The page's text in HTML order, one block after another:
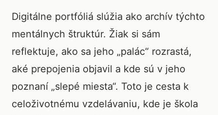
Digitálne portfóliá slúžia ako archív týchto
mentálnych štruktúr. Žiak si sám
reflektuje, ako sa jeho „palác“ rozrastá,
aké prepojenia objavil a kde sú v jeho
poznaní „slepé miesta“. Toto je cesta k
celoživotnému vzdelávaniu, kde je škola